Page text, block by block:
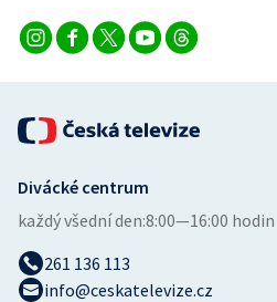
Volejbal
Divácké centrum
každý všední den:8:00—16:00 hodin
261 136 113
info@ceskatelevize.cz